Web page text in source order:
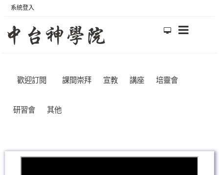
系統登入
歡迎訂閱 課間崇拜 宣教 講座 培靈會
研習會 其他